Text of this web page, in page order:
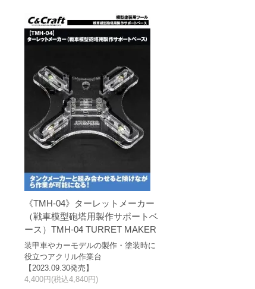
《TMH-04》ターレットメーカー
（戦車模型砲塔用製作サポートベ
ース）TMH-04 TURRET MAKER
装甲車やカーモデルの製作・塗装時に
役立つアクリル作業台
【2023.09.30発売】
4,400円(税込4,840円)